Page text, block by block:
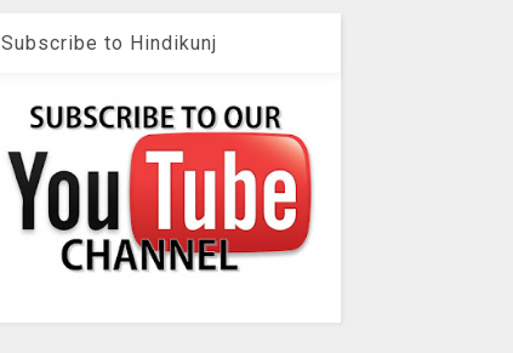
Subscribe to Hindikunj